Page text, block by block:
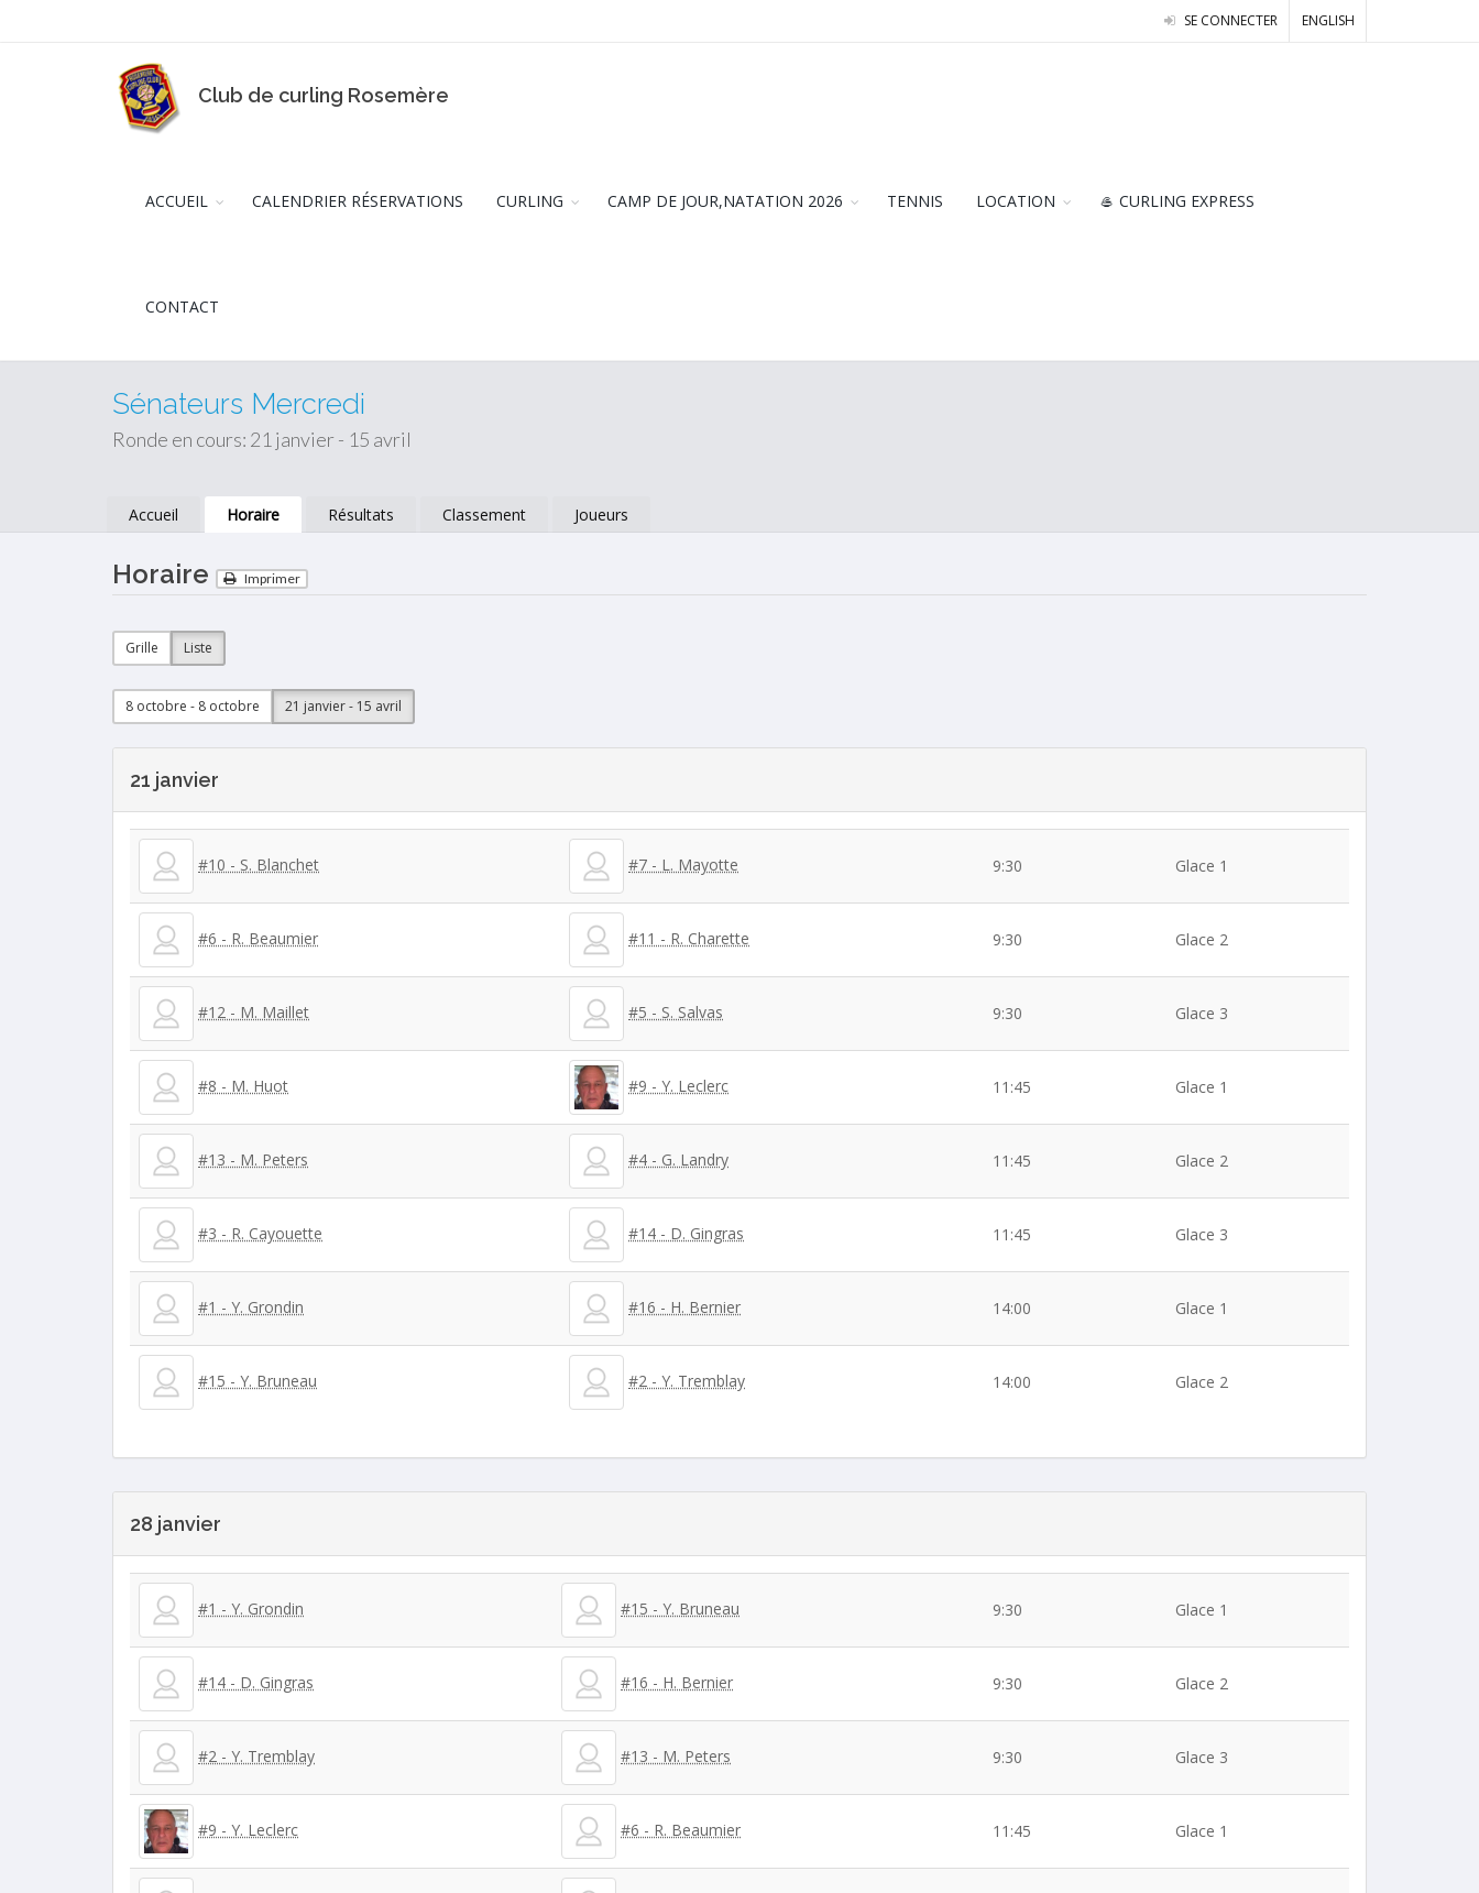
SE CONNECTER ENGLISH
Club de curling Rosemère
ACCUEIL CALENDRIER RÉSERVATIONS CURLING CAMP DE JOUR,NATATION 2026 TENNIS LOCATION 🥌 CURLING EXPRESS
CONTACT
Sénateurs Mercredi
Ronde en cours: 21 janvier - 15 avril
Accueil Horaire Résultats Classement Joueurs
Horaire Imprimer
Grille Liste
8 octobre - 8 octobre 21 janvier - 15 avril
21 janvier
#10 - S. Blanchet #7 - L. Mayotte 9:30 Glace 1
#6 - R. Beaumier #11 - R. Charette 9:30 Glace 2
#12 - M. Maillet #5 - S. Salvas 9:30 Glace 3
#8 - M. Huot #9 - Y. Leclerc 11:45 Glace 1
#13 - M. Peters #4 - G. Landry 11:45 Glace 2
#3 - R. Cayouette #14 - D. Gingras 11:45 Glace 3
#1 - Y. Grondin #16 - H. Bernier 14:00 Glace 1
#15 - Y. Bruneau #2 - Y. Tremblay 14:00 Glace 2
28 janvier
#1 - Y. Grondin #15 - Y. Bruneau 9:30 Glace 1
#14 - D. Gingras #16 - H. Bernier 9:30 Glace 2
#2 - Y. Tremblay #13 - M. Peters 9:30 Glace 3
#9 - Y. Leclerc #6 - R. Beaumier 11:45 Glace 1